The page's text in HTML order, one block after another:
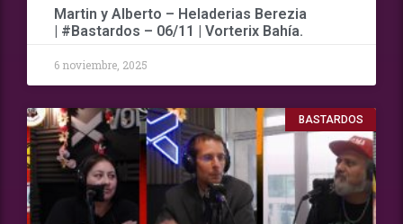
Martin y Alberto – Heladerias Berezia
| #Bastardos – 06/11 | Vorterix Bahía.
6 noviembre, 2025
BASTARDOS